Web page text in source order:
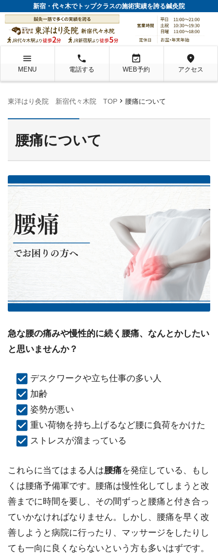
新宿・代々木でトップクラスの施術実績を誇る鍼灸院
menu
MENU
local_phone
電話する
event_available
WEB予約
location_on
アクセス
東洋はり灸院 新宿代々木院 TOP chevron_right 腰痛について
腰痛について
急な腰の痛みや慢性的に続く腰痛、なんとかしたい
と思いませんか？
デスクワークや立ち仕事の多い人
加齢
姿勢が悪い
重い荷物を持ち上げるなど腰に負荷をかけた
ストレスが溜まっている
これらに当てはまる人は腰痛を発症している、もし
くは腰痛予備軍です。腰痛は慢性化してしまうと改
善までに時間を要し、その間ずっと腰痛と付き合っ
ていかなければなりません。しかし、腰痛を早く改
善しようと病院に行ったり、マッサージをしたりし
ても一向に良くならないという方も多いはずです。